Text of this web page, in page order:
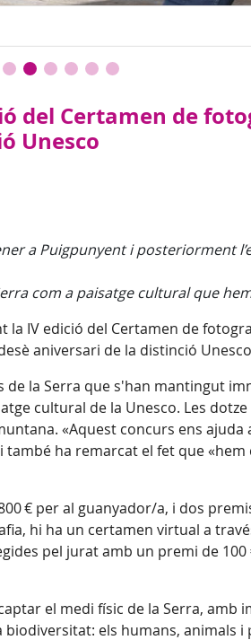
del Certamen de
Unesco
a Puigpunyent i posteriorment
com a paisatge cultural que
IV edició del Certamen de
aniversari de la distinció
la Serra que s'han mantingut
cultural de la Unesco. Les
«Aquest concurs ens
ha remarcat el fet que
€ per al guanyador/a, i dos
hi ha un certamen virtual a
pel jurat amb un premi de
el medi físic de la Serra, amb
els humans,